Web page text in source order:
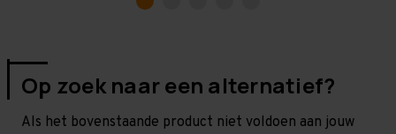
Op zoek naar een alternatief?
Als het bovenstaande product niet voldoen aan jouw